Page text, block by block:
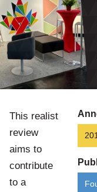
Pavillon du Canada
Nous joindre
English
This realist
review
aims to
contribute
to a